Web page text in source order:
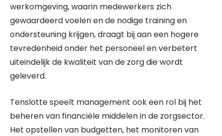
werkomgeving, waarin medewerkers zich
gewaardeerd voelen en de nodige training en
ondersteuning krijgen, draagt bij aan een hogere
tevredenheid onder het personeel en verbetert
uiteindelijk de kwaliteit van de zorg die wordt
geleverd.
Tenslotte speelt management ook een rol bij het
beheren van financiële middelen in de zorgsector.
Het opstellen van budgetten, het monitoren van